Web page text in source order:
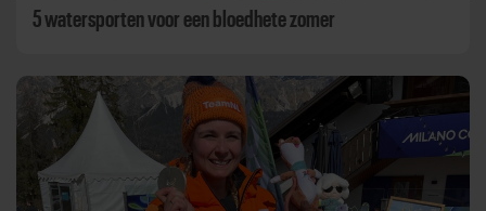
5 watersporten voor een bloedhete zomer